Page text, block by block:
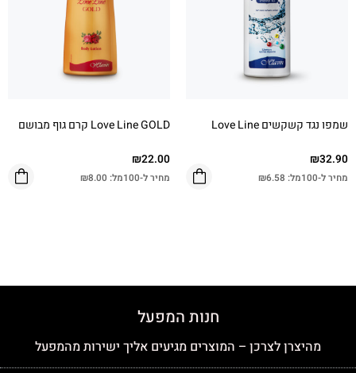
שמפו נגד קשקשים Love Line
₪32.90
מחיר ל-100מל: ₪6.58
Love Line GOLD קרם גוף מבושם
₪22.00
מחיר ל-100מל: ₪8.00
חנות המפעל
מהיצרן לצרכן – המוצרים מגיעים אליך ישירות מהמפעל